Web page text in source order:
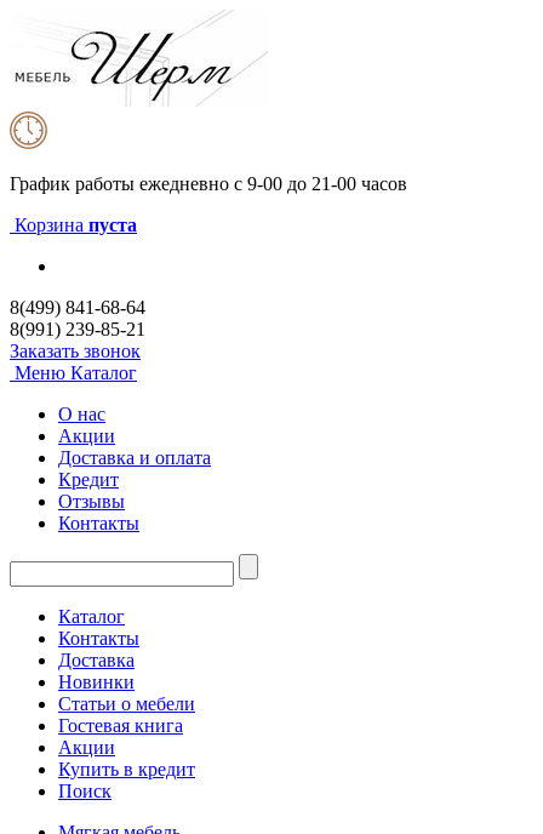
График работы ежедневно с 9-00 до 21-00 часов
Корзина пуста
8(499) 841-68-64
8(991) 239-85-21
Заказать звонок
Меню Каталог
О нас
Акции
Доставка и оплата
Кредит
Отзывы
Контакты
Каталог
Контакты
Доставка
Новинки
Статьи о мебели
Гостевая книга
Акции
Купить в кредит
Поиск